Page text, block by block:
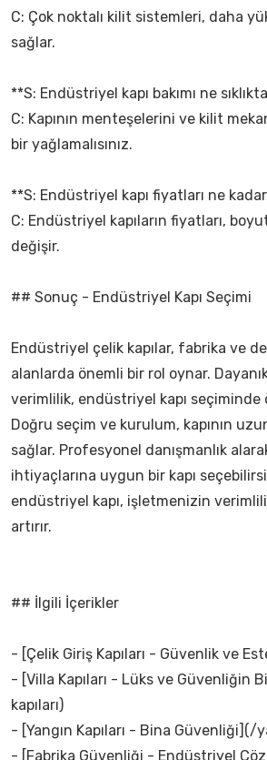
C: Çok noktalı kilit sistemleri, daha
sağlar.
**S: Endüstriyel kapı bakımı ne
C: Kapının menteşelerini ve kilit
bir yağlamalısınız.
**S: Endüstriyel kapı fiyatları ne
C: Endüstriyel kapıların fiyatları,
değişir.
## Sonuç - Endüstriyel Kapı Seçimi
Endüstriyel çelik kapılar, fabrika ve
alanlarda önemli bir rol oynar.
verimlilik, endüstriyel kapı
Doğru seçim ve kurulum, kapının
sağlar. Profesyonel danışmanlık
ihtiyaçlarına uygun bir kapı
endüstriyel kapı, işletmenizin
artırır.
## İlgili İçerikler
- [Çelik Giriş Kapıları - Güvenlik ve
- [Villa Kapıları - Lüks ve Güvenliğin
kapıları)
- [Yangın Kapıları - Bina Güvenliği](/
- [Fabrika Güvenliği - Endüstriyel